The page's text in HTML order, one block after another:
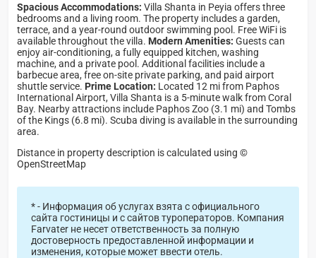
Spacious Accommodations: Villa Shanta in Peyia offers three
bedrooms and a living room. The property includes a garden,
terrace, and a year-round outdoor swimming pool. Free WiFi is
available throughout the villa. Modern Amenities: Guests can
enjoy air-conditioning, a fully equipped kitchen, washing
machine, and a private pool. Additional facilities include a
barbecue area, free on-site private parking, and paid airport
shuttle service. Prime Location: Located 12 mi from Paphos
International Airport, Villa Shanta is a 5-minute walk from Coral
Bay. Nearby attractions include Paphos Zoo (3.1 mi) and Tombs
of the Kings (6.8 mi). Scuba diving is available in the surrounding
area.
Distance in property description is calculated using ©
OpenStreetMap
* - Информация об услугах взята с официального
сайта гостиницы и с сайтов туроператоров. Компания
Farvater не несет ответственность за полную
достоверность предоставленной информации и
изменения, которые может ввести отель.